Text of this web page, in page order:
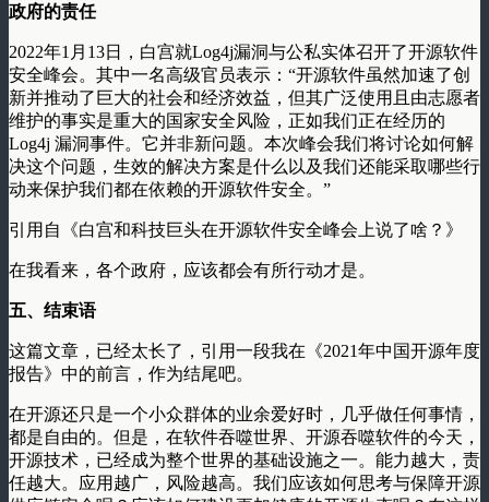
政府的责任
2022年1月13日，白宫就Log4j漏洞与公私实体召开了开源软件
安全峰会。其中一名高级官员表示：“开源软件虽然加速了创
新并推动了巨大的社会和经济效益，但其广泛使用且由志愿者
维护的事实是重大的国家安全风险，正如我们正在经历的
Log4j 漏洞事件。它并非新问题。本次峰会我们将讨论如何解
决这个问题，生效的解决方案是什么以及我们还能采取哪些行
动来保护我们都在依赖的开源软件安全。”
引用自《白宫和科技巨头在开源软件安全峰会上说了啥？》
在我看来，各个政府，应该都会有所行动才是。
五、结束语
这篇文章，已经太长了，引用一段我在《2021年中国开源年度
报告》中的前言，作为结尾吧。
在开源还只是一个小众群体的业余爱好时，几乎做任何事情，
都是自由的。但是，在软件吞噬世界、开源吞噬软件的今天，
开源技术，已经成为整个世界的基础设施之一。能力越大，责
任越大。应用越广，风险越高。我们应该如何思考与保障开源